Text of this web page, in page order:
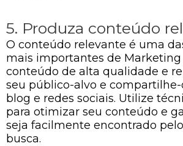
5. Produza conteúdo
O conteúdo relevante é uma
mais importantes de Marketing
conteúdo de alta qualidade e
seu público-alvo e compartilhe-
blog e redes sociais. Utilize
para otimizar seu conteúdo e
seja facilmente encontrado
busca.